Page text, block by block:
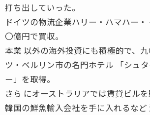
打ち出していった。
ドイツの物流企業ハリー・ハマハー
〇億円で買収。
本業 以外の海外投資にも積極的で、
ツ・ベルリン市の名門ホテル 「シュ
ー」を取得。
さら にオーストラリアでは賃貸ビルを
韓国の鮮魚輸入会社を手に入れるなど